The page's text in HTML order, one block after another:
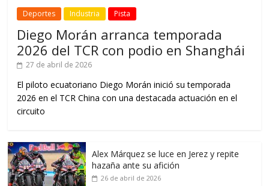
Deportes Industria Pista
Diego Morán arranca temporada
2026 del TCR con podio en Shanghái
27 de abril de 2026
El piloto ecuatoriano Diego Morán inició su temporada
2026 en el TCR China con una destacada actuación en el
circuito
Alex Márquez se luce en Jerez y repite
hazaña ante su afición
26 de abril de 2026